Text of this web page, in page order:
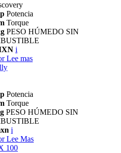
Potencia
Torque
PESO HÚMEDO SIN
i
Lee mas
Potencia
Torque
PESO HÚMEDO SIN
i
Lee Mas
100